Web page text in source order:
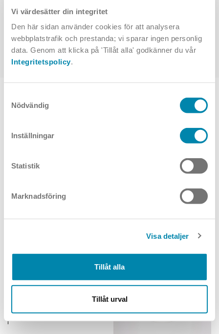
Vi värdesätter din integritet
Den här sidan använder cookies för att analysera
webbplatstrafik och prestanda; vi sparar ingen personlig
data. Genom att klicka på 'Tillåt alla' godkänner du vår
Integritetspolicy.
Nödvändig
Inställningar
Statistik
Marknadsföring
Visa detaljer
Tillåt alla
Tillåt urval
produkt för ditt projekt.
Apollo dark
Loop